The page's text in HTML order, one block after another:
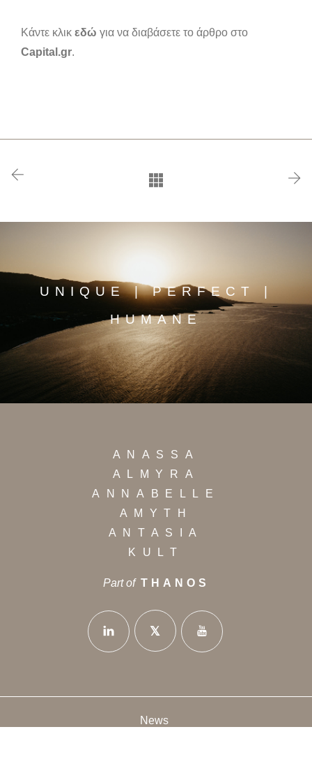
Κάντε κλικ εδώ για να διαβάσετε το άρθρο στο
Capital.gr.
UNIQUE | PERFECT |
HUMANE
ANASSA
ALMYRA
ANNABELLE
AMYTH
ANTASIA
KULT
Part of THANOS
News